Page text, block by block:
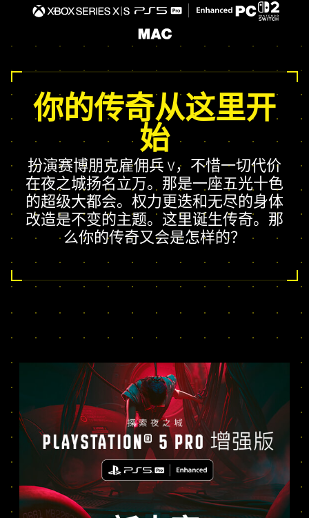
你的传奇从这里开
始
扮演赛博朋克雇佣兵 V，不惜一切代价
在夜之城扬名立万。那是一座五光十色
的超级大都会。权力更迭和无尽的身体
改造是不变的主题。这里诞生传奇。那
么你的传奇又会是怎样的？